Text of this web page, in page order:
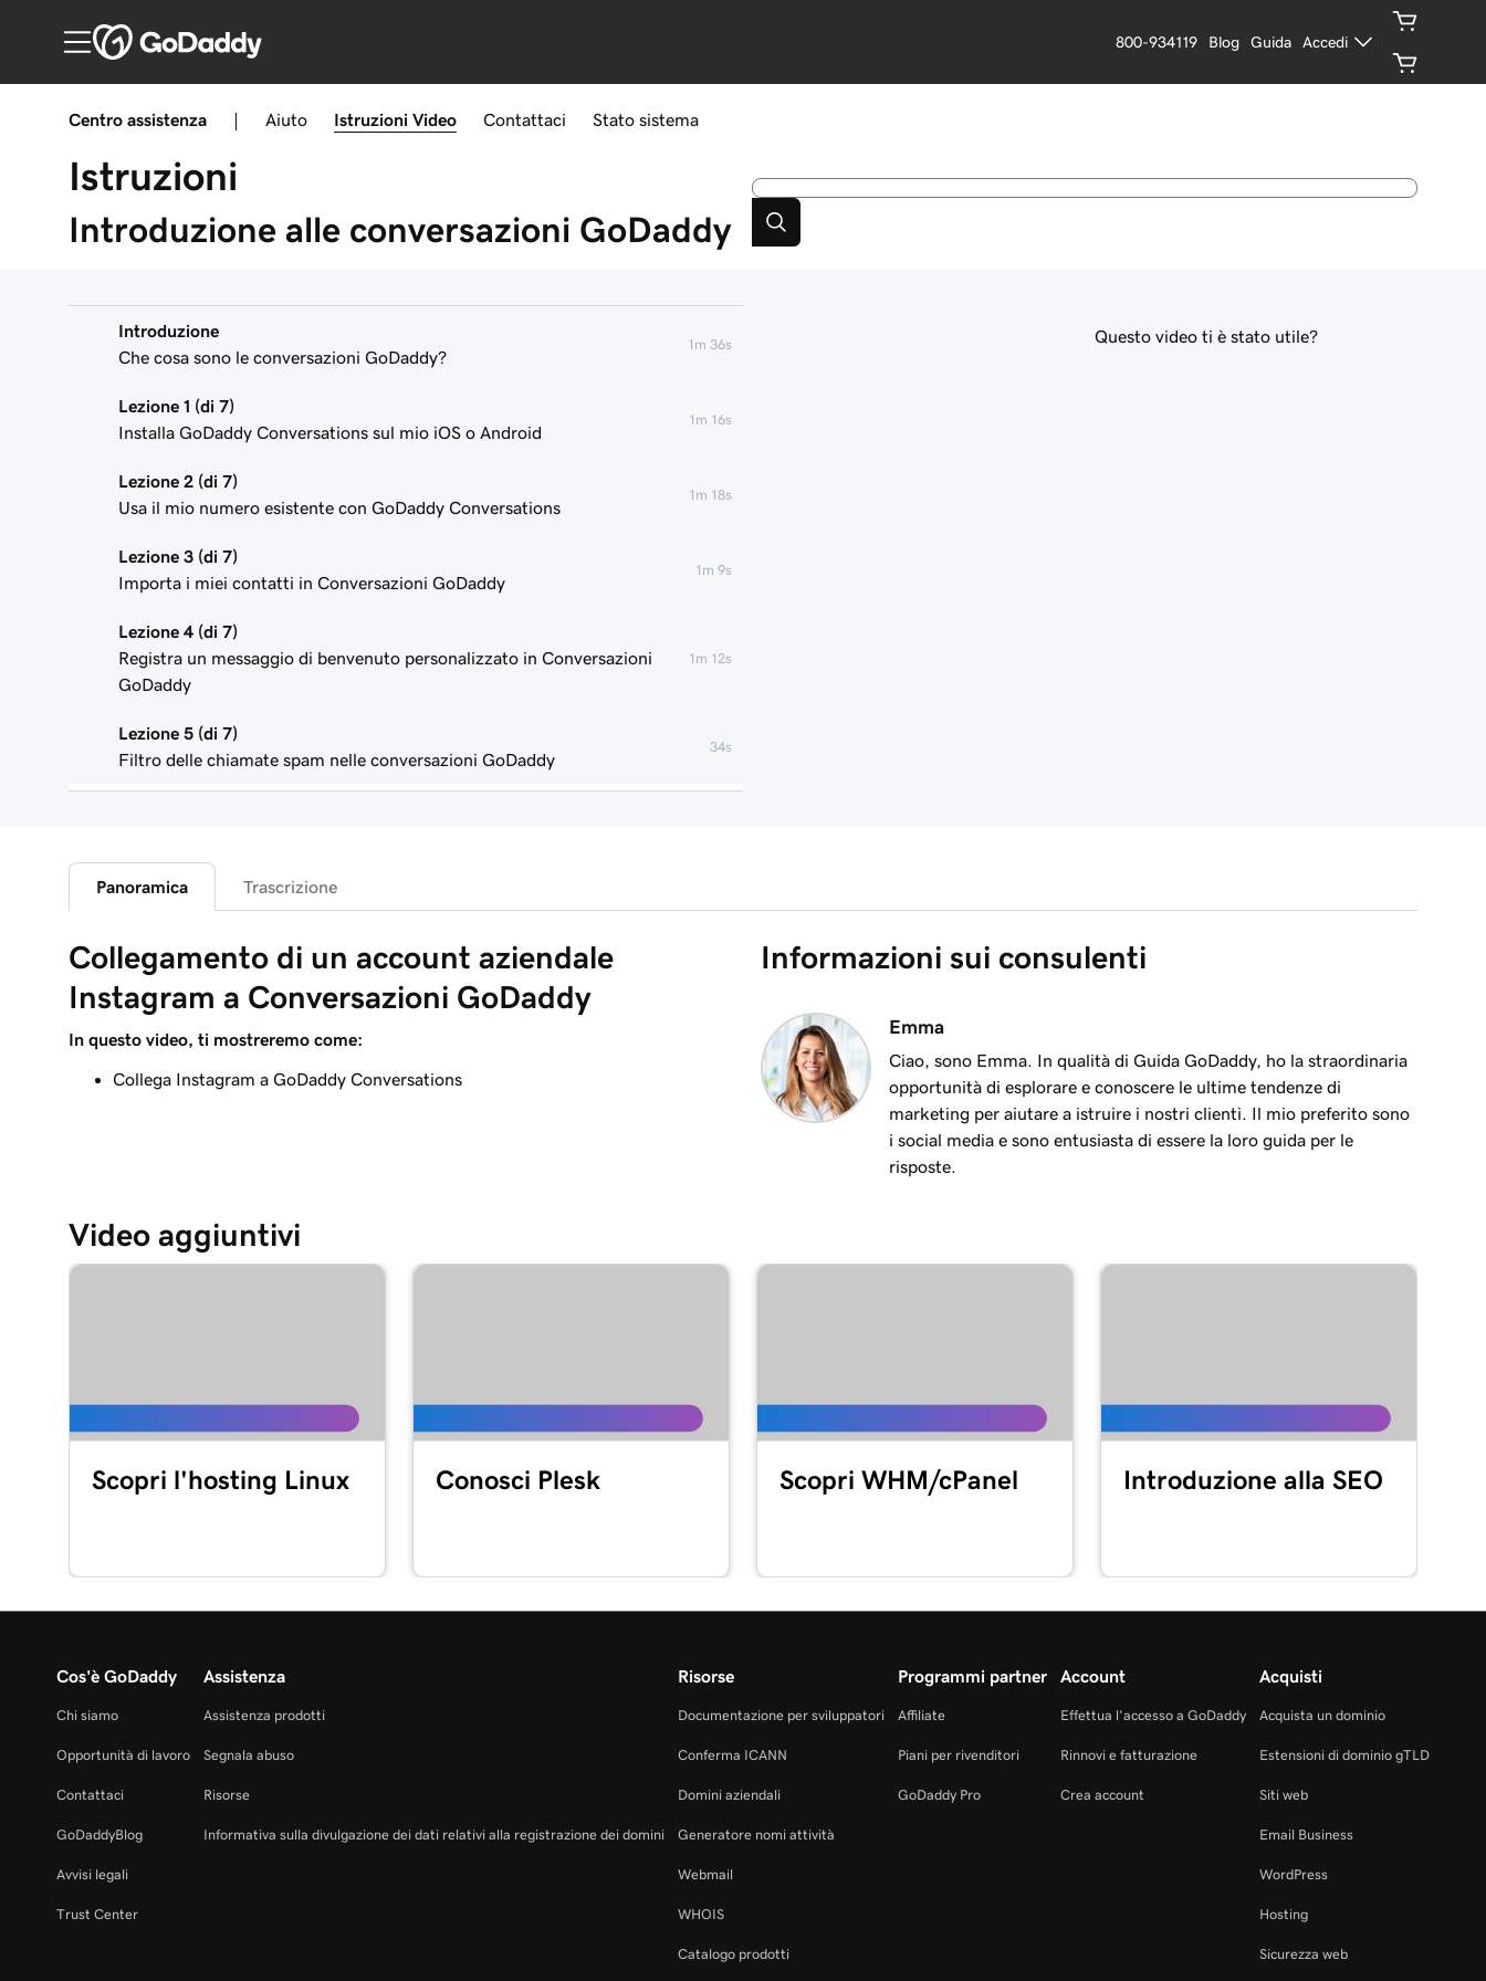
800-934119 Blog Guida Accedi
Centro assistenza Aiuto Istruzioni Video Contattaci Stato sistema
Istruzioni
Introduzione alle conversazioni GoDaddy
Introduzione
Che cosa sono le conversazioni GoDaddy?
1m 36s
Lezione 1 (di 7)
Installa GoDaddy Conversations sul mio iOS o Android
1m 16s
Lezione 2 (di 7)
Usa il mio numero esistente con GoDaddy Conversations
1m 18s
Lezione 3 (di 7)
Importa i miei contatti in Conversazioni GoDaddy
1m 9s
Lezione 4 (di 7)
Registra un messaggio di benvenuto personalizzato in Conversazioni
GoDaddy
1m 12s
Lezione 5 (di 7)
Filtro delle chiamate spam nelle conversazioni GoDaddy
34s
Lezione 7 (di 7)
Leggi e rispondi ai messaggi in Conversazioni GoDaddy
Questo video ti è stato utile?
Panoramica Trascrizione
Collegamento di un account aziendale
Instagram a Conversazioni GoDaddy
In questo video, ti mostreremo come:
Collega Instagram a GoDaddy Conversations
Informazioni sui consulenti
Emma
Ciao, sono Emma. In qualità di Guida GoDaddy, ho la straordinaria
opportunità di esplorare e conoscere le ultime tendenze di
marketing per aiutare a istruire i nostri clienti. Il mio preferito sono
i social media e sono entusiasta di essere la loro guida per le
risposte.
Video aggiuntivi
Scopri l'hosting Linux Conosci Plesk Scopri WHM/cPanel Introduzione alla SEO
Cos'è GoDaddy
Chi siamo
Opportunità di lavoro
Contattaci
GoDaddyBlog
Avvisi legali
Trust Center
Assistenza
Assistenza prodotti
Segnala abuso
Risorse
Informativa sulla divulgazione dei dati relativi alla registrazione dei domini
Risorse
Documentazione per sviluppatori
Conferma ICANN
Domini aziendali
Generatore nomi attività
Webmail
WHOIS
Catalogo prodotti
Programmi partner
Affiliate
Piani per rivenditori
GoDaddy Pro
Account
Effettua l'accesso a GoDaddy
Rinnovi e fatturazione
Crea account
Acquisti
Acquista un dominio
Estensioni di dominio gTLD
Siti web
Email Business
WordPress
Hosting
Sicurezza web